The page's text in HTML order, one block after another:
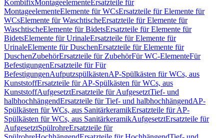
KombifixMontageelementeErsatzteile für
MontageelementeElemente für WCsErsatzteile für Elemente für
WCsElemente für WaschtischeErsatzteile für Elemente für
WaschtischeElemente für BidetsErsatzteile für Elemente für
BidetsElemente für UrinaleErsatzteile für Elemente für
UrinaleElemente für DuschenErsatzteile für Elemente für
DuschenZubehörErsatzteile für ZubehörFür WC-ElementeFür
BefestigungenErsatzteile für Für
BefestigungenAufputzspülkästenAP-Spülkästen für WCs, aus
KunststoffErsatzteile für AP-Spülkästen für WCs, aus
KunststoffAufgesetztErsatzteile für AufgesetztTief- und
halbhochhängendErsatzteile für Tief- und halbhochhängendAP-
Spülkästen für WCs, aus SanitärkeramikErsatzteile für AP-
Spülkästen für WCs, aus SanitärkeramikAufgesetztErsatzteile für
AufgesetztSpülrohreErsatzteile für